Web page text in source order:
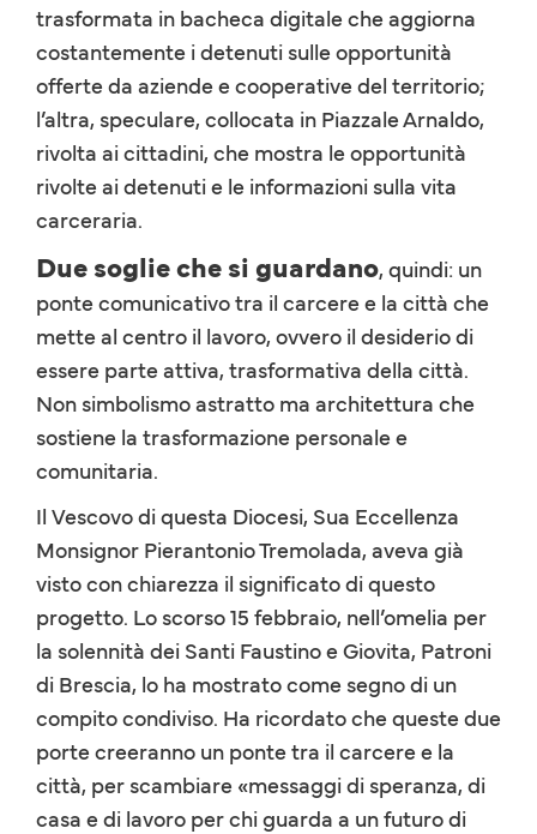
trasformata in bacheca digitale che aggiorna
costantemente i detenuti sulle opportunità
offerte da aziende e cooperative del territorio;
l’altra, speculare, collocata in Piazzale Arnaldo,
rivolta ai cittadini, che mostra le opportunità
rivolte ai detenuti e le informazioni sulla vita
carceraria.
Due soglie che si guardano, quindi: un
ponte comunicativo tra il carcere e la città che
mette al centro il lavoro, ovvero il desiderio di
essere parte attiva, trasformativa della città.
Non simbolismo astratto ma architettura che
sostiene la trasformazione personale e
comunitaria.
Il Vescovo di questa Diocesi, Sua Eccellenza
Monsignor Pierantonio Tremolada, aveva già
visto con chiarezza il significato di questo
progetto. Lo scorso 15 febbraio, nell’omelia per
la solennità dei Santi Faustino e Giovita, Patroni
di Brescia, lo ha mostrato come segno di un
compito condiviso. Ha ricordato che queste due
porte creeranno un ponte tra il carcere e la
città, per scambiare «messaggi di speranza, di
casa e di lavoro per chi guarda a un futuro di